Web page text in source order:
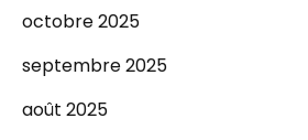
octobre 2025
septembre 2025
août 2025